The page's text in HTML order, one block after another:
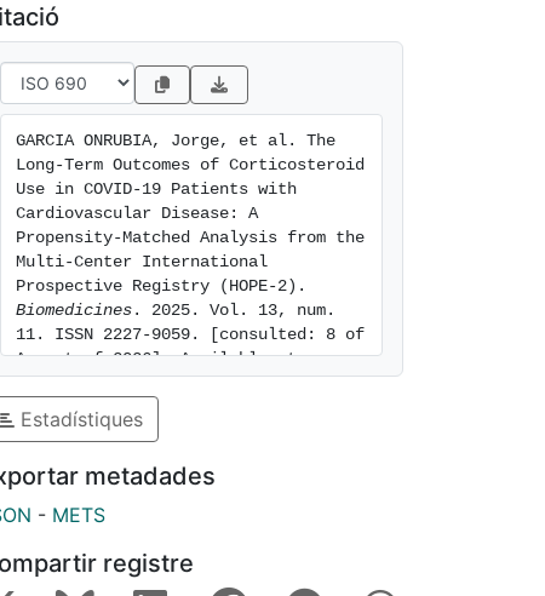
GARCIA ONRUBIA, Jorge, et al. The
Long-Term Outcomes of Corticosteroid
Use in COVID-19 Patients with
Cardiovascular Disease: A
Propensity-Matched Analysis from the
Multi-Center International
Biomedicines . 2025. Vol. 13, num.
11. ISSN 2227-9059. [consulted: 8 of
August of 2026]. Available at:
Estadístiques
metadades
- METS
registre